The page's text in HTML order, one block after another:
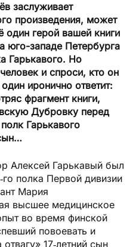
заслуживает
произведения, может
герой вашей книги
юго-западе Петербурга
Гарькавого. Но
и спроси, кто он
иронично ответит:
фрагмент книги,
Дубровку перед
Гарькавого
Алексей Гарькавый был
полка Первой дивизии
Мария
высшее медицинское
во время финской
повоевать и
17‑летний сын